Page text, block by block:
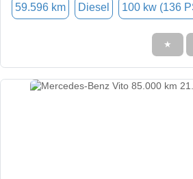
59.596 km Diesel 100 kw (136
★